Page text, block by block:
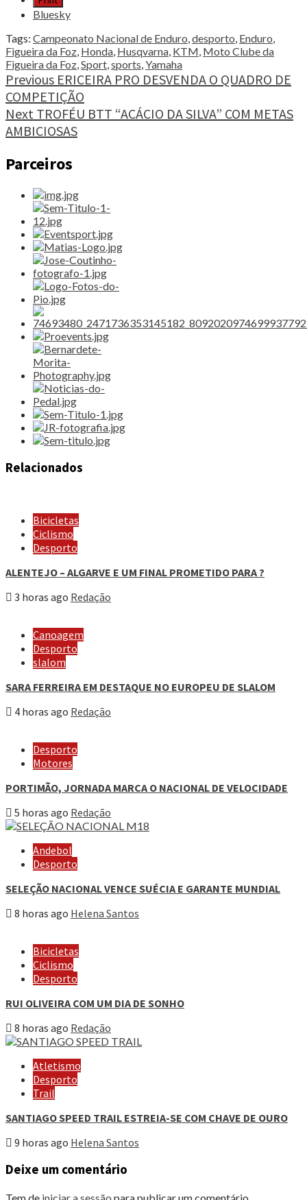
GONÇALVES
CONQUISTA
VITÓRIA
NA
FIGUEIRA"
Bluesky
Tags: Campeonato Nacional de Enduro,desporto, Enduro,
Figueira da Foz, Honda, Husqvarna, KTM, Moto Clube da
Figueira da Foz,Sport,sports,Yamaha
Continue
Reading
Previous ERICEIRA PRO DESVENDA O QUADRO DE
COMPETIÇÃO
Next TROFÉU BTT “ACÁCIO DA SILVA” COM METAS
AMBICIOSAS
Parceiros
Relacionados
Bicicletas
Ciclismo
Desporto
ALENTEJO – ALGARVE E UM FINAL PROMETIDO PARA ?
3 horas ago Redação
Canoagem
Desporto
slalom
SARA FERREIRA EM DESTAQUE NO EUROPEU DE SLALOM
4 horas ago Redação
Desporto
Motores
PORTIMÃO, JORNADA MARCA O NACIONAL DE VELOCIDADE
5 horas ago Redação
Andebol
Desporto
SELEÇÃO NACIONAL VENCE SUÉCIA E GARANTE MUNDIAL
8 horas ago Helena Santos
Bicicletas
Ciclismo
Desporto
RUI OLIVEIRA COM UM DIA DE SONHO
8 horas ago Redação
Atletismo
Desporto
Trail
SANTIAGO SPEED TRAIL ESTREIA-SE COM CHAVE DE OURO
9 horas ago Helena Santos
Deixe um comentário